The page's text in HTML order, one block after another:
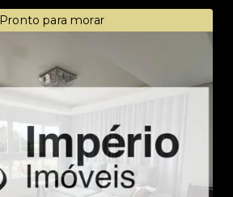
Pronto para morar